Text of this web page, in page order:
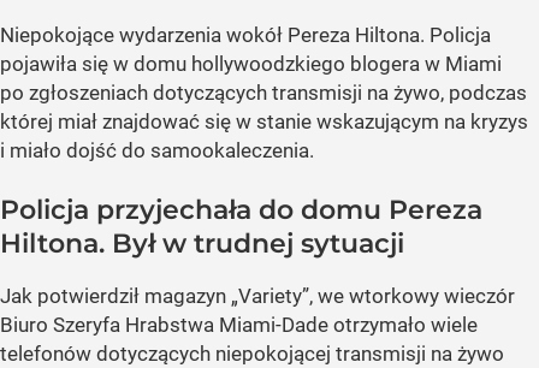
Niepokojące wydarzenia wokół Pereza Hiltona. Policja
pojawiła się w domu hollywoodzkiego blogera w Miami
po zgłoszeniach dotyczących transmisji na żywo, podczas
której miał znajdować się w stanie wskazującym na kryzys
i miało dojść do samookaleczenia.
Policja przyjechała do domu Pereza
Hiltona. Był w trudnej sytuacji
Jak potwierdził magazyn „Variety”, we wtorkowy wieczór
Biuro Szeryfa Hrabstwa Miami-Dade otrzymało wiele
telefonów dotyczących niepokojącej transmisji na żywo